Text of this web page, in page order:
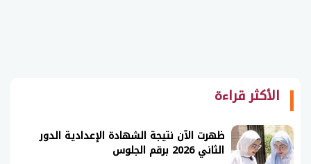
الأكثر قراءة
ظهرت الآن نتيجة الشهادة الإعدادية الدور
الثاني 2026 برقم الجلوس